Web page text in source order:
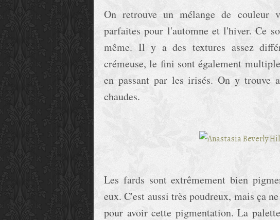
On retrouve un mélange de couleur
parfaites pour l'automne et l'hiver. Ce
même. Il y a des textures assez
crémeuse, le fini sont également
en passant par les irisés. On y trouve
chaudes.
Les fards sont extrêmement bien
eux. C'est aussi très poudreux, mais ça
pour avoir cette pigmentation. La